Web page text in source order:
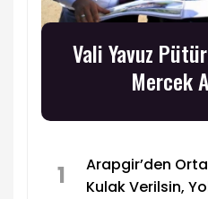
Vali Yavuz
Mercek
1
Arapgir’den
Kulak Verilsin,